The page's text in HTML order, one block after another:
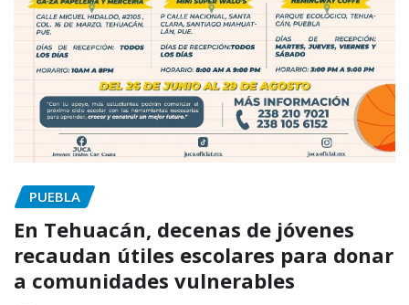
PUEBLA
En Tehuacán, decenas de jóvenes
recaudan útiles escolares para donar
a comunidades vulnerables